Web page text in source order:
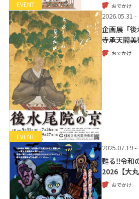
EVENT おでかけ
EVENT
2026.05.31
企画展「
寺承天閣美
おでかけ
2025.07.19 -
甦る‼令和
2026【大丸
おでかけ